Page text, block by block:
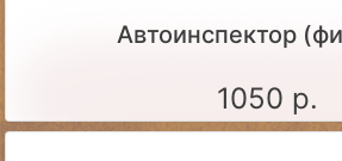
Автоинспектор
1050 р.